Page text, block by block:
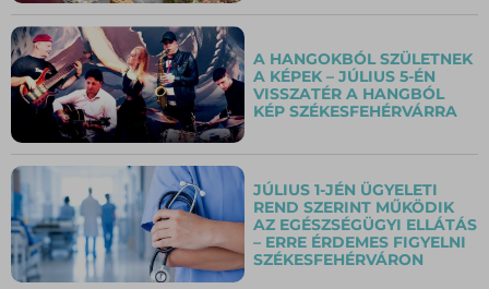
A HANGOKBÓL SZÜLETNEK
A KÉPEK – JÚLIUS 5-ÉN
VISSZATÉR A HANGBÓL
KÉP SZÉKESFEHÉRVÁRRA
JÚLIUS 1-JÉN ÜGYELETI
REND SZERINT MŰKÖDIK
AZ EGÉSZSÉGÜGYI ELLÁTÁS
– ERRE ÉRDEMES FIGYELNI
SZÉKESFEHÉRVÁRON